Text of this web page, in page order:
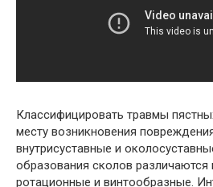
Классифицировать травмы
месту возникновения
внутрисуставные и
образования сколов различаются
ротационные и винтообразные.